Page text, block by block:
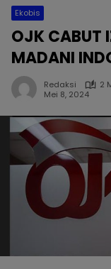
Ekobis
OJK CABUT
MADANI
Redaksi
2
Mei 8, 2024